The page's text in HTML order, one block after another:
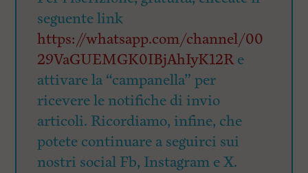
seguente link
https://whatsapp.com/channel/00
29VaGUEMGK0IBjAhIyK12Re
attivare la “campanella” per
ricevere le notifiche di invio
articoli. Ricordiamo, infine, che
potete continuare a seguirci sui
nostri social Fb, Instagram e X.